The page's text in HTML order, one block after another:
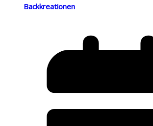
Backkreationen